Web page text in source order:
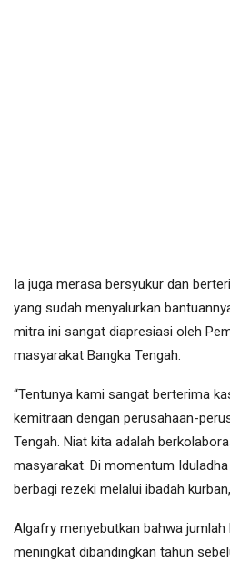
Ia juga merasa bersyukur dan
yang sudah menyalurkan
mitra ini sangat diapresiasi oleh
masyarakat Bangka Tengah.
“Tentunya kami sangat berterima
kemitraan dengan perusahaan-
Tengah. Niat kita adalah
masyarakat. Di momentum
berbagi rezeki melalui ibadah
Algafry menyebutkan bahwa jumlah
meningkat dibandingkan tahun